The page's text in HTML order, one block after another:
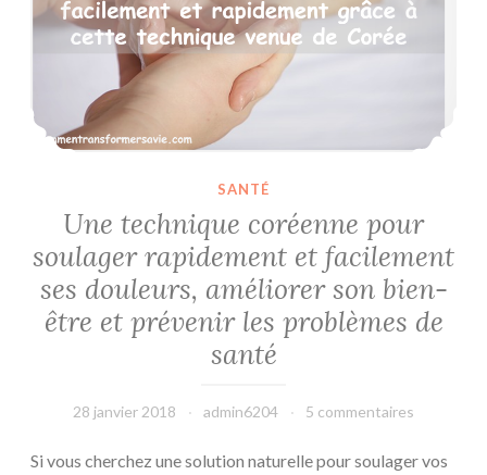
SANTÉ
Une technique coréenne pour
soulager rapidement et facilement
ses douleurs, améliorer son bien-
être et prévenir les problèmes de
santé
28 janvier 2018 admin6204 5 commentaires
Si vous cherchez une solution naturelle pour soulager vos